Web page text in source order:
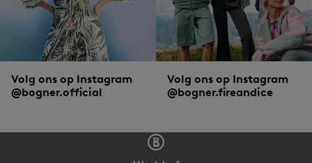
Volg ons op Instagram
@bogner.official
Volg ons op Instagram
@bogner.fireandice